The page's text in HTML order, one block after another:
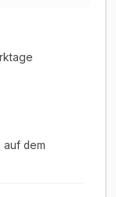
auf dem